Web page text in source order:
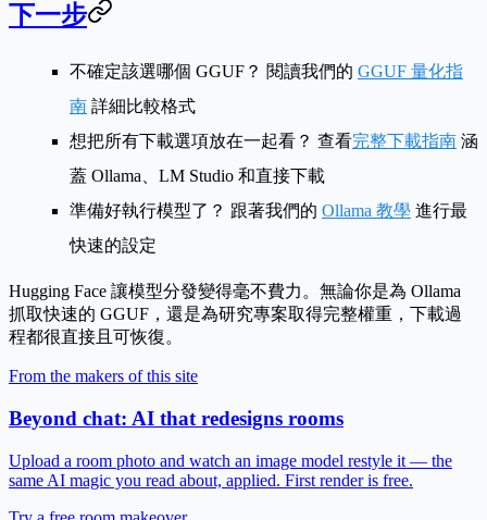
下一步
不確定該選哪個 GGUF？ 閱讀我們的 GGUF 量化指
南 詳細比較格式
想把所有下載選項放在一起看？ 查看完整下載指南 涵
蓋 Ollama、LM Studio 和直接下載
準備好執行模型了？ 跟著我們的 Ollama 教學 進行最
快速的設定
Hugging Face 讓模型分發變得毫不費力。無論你是為 Ollama
抓取快速的 GGUF，還是為研究專案取得完整權重，下載過
程都很直接且可恢復。
From the makers of this site
Beyond chat: AI that redesigns rooms
Upload a room photo and watch an image model restyle it — the
same AI magic you read about, applied. First render is free.